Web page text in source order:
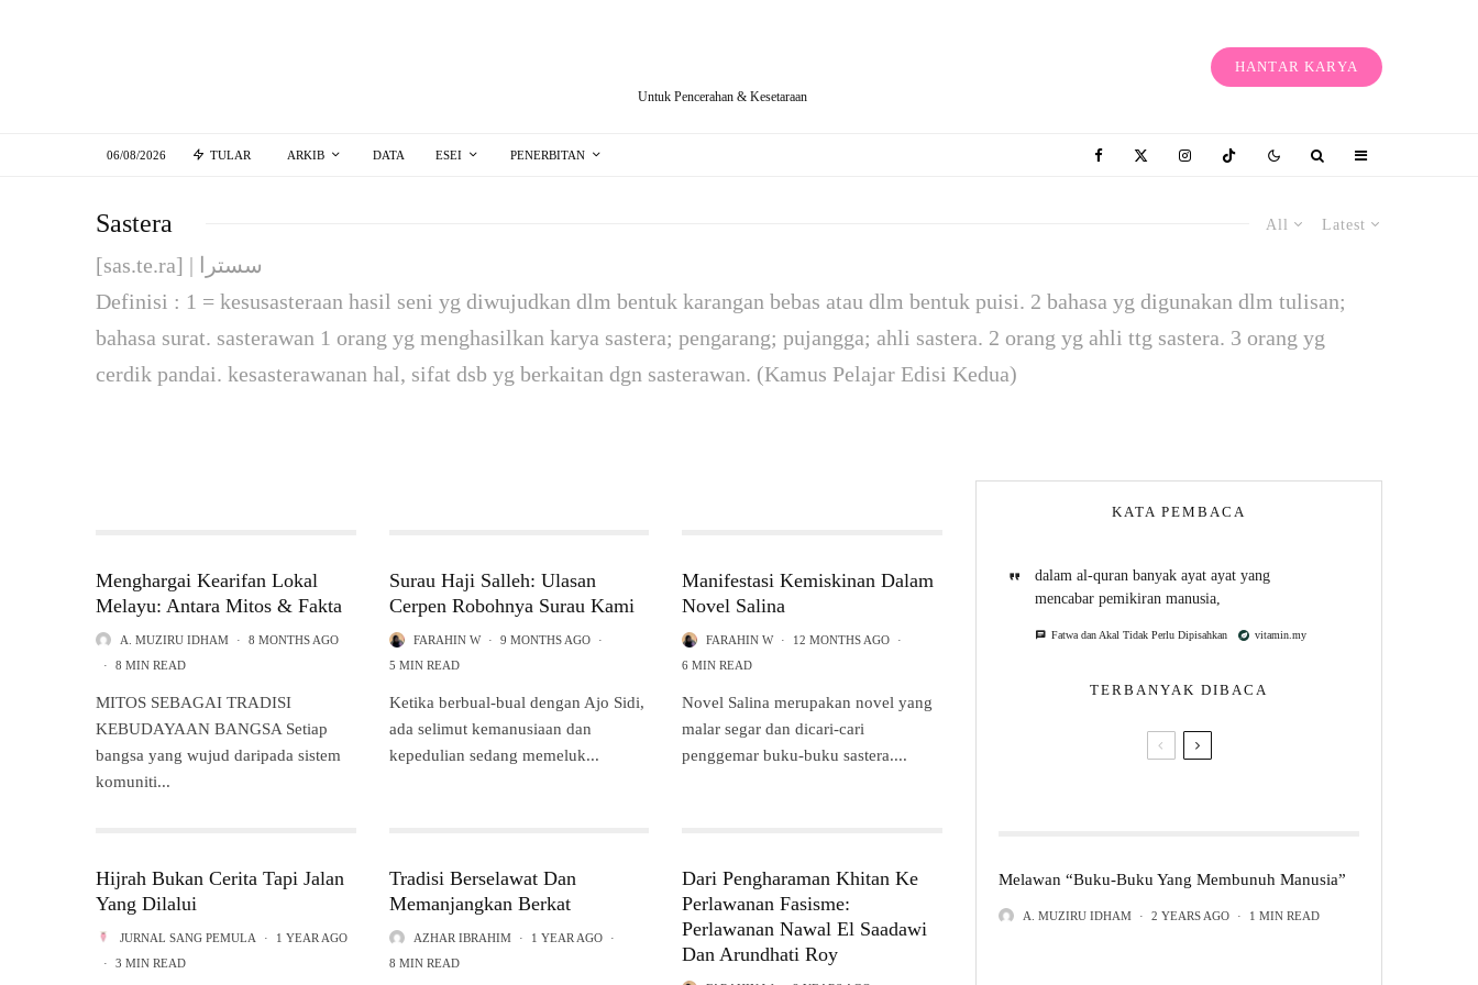
Untuk Pencerahan & Kesetaraan
HANTAR KARYA
06/08/2026 TULAR ARKIB DATA ESEI PENERBITAN
All Latest
Sastera
[sas.te.ra] | سسترا
Definisi : 1 = kesusasteraan hasil seni yg diwujudkan dlm bentuk karangan bebas atau dlm bentuk puisi. 2 ba­hasa yg digunakan dlm tulisan;
baha­sa surat. sasterawan 1 orang yg meng­hasilkan karya sastera; pengarang; pu­jangga; ahli sastera. 2 orang yg ahli ttg sastera. 3 orang yg
cerdik pandai. kesasterawanan hal, sifat dsb yg berkaitan dgn sasterawan. (Kamus Pelajar Edisi Kedua)
Menghargai Kearifan Lokal
Melayu: Antara Mitos & Fakta
A. MUZIRU IDHAM ·
8 MONTHS AGO
·
8 MIN READ
MITOS SEBAGAI TRADISI
KEBUDAYAAN BANGSA Setiap
bangsa yang wujud daripada sistem
komuniti...
Surau Haji Salleh: Ulasan
Cerpen Robohnya Surau Kami
FARAHIN W · 9 MONTHS AGO
·
5 MIN READ
Ketika berbual-bual dengan Ajo Sidi,
ada selimut kemanusiaan dan
kepedulian sedang memeluk...
Manifestasi Kemiskinan Dalam
Novel Salina
FARAHIN W · 12 MONTHS AGO
·
6 MIN READ
Novel Salina merupakan novel yang
malar segar dan dicari-cari
penggemar buku-buku sastera....
Hijrah Bukan Cerita Tapi Jalan
Yang Dilalui
JURNAL SANG PEMULA ·
1 YEAR AGO
·
3 MIN READ
Tradisi Berselawat Dan
Memanjangkan Berkat
AZHAR IBRAHIM · 1 YEAR AGO
·
8 MIN READ
Dari Pengharaman Khitan Ke
Perlawanan Fasisme:
Perlawanan Nawal El Saadawi
Dan Arundhati Roy
KATA PEMBACA
dalam al-quran banyak ayat ayat yang
mencabar pemikiran manusia,
Fatwa dan Akal Tidak Perlu Dipisahkan vitamin.my
TERBANYAK DIBACA
Melawan “Buku-Buku Yang Membunuh Manusia”
A. MUZIRU IDHAM · 2 YEARS AGO · 1 MIN READ
100 Tahun A. Samad Ismail